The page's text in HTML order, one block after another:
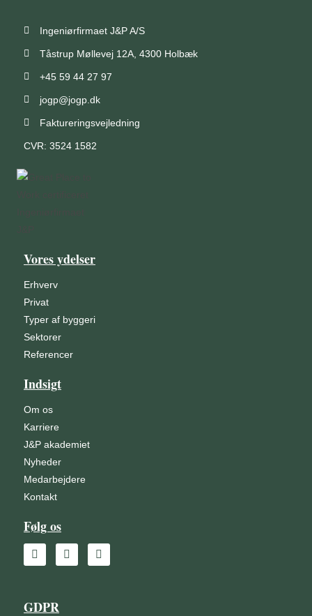
Ingeniørfirmaet J&P A/S
Tåstrup Møllevej 12A, 4300 Holbæk
+45 59 44 27 97
jogp@jogp.dk
Faktureringsvejledning
CVR: 3524 1582
Vores ydelser
Erhverv
Privat
Typer af byggeri
Sektorer
Referencer
Indsigt
Om os
Karriere
J&P akademiet
Nyheder
Medarbejdere
Kontakt
Følg os
GDPR